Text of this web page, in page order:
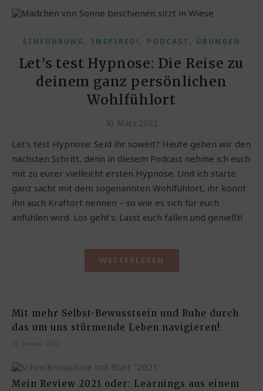
EINFÜHRUNG , INSPIRED! , PODCAST , ÜBUNGEN
Let’s test Hypnose: Die Reise zu
deinem ganz persönlichen
Wohlfühlort
10. März 2022
Let’s test Hypnose: Seid ihr soweit? Heute gehen wir den
nächsten Schritt, denn in diesem Podcast nehme ich euch
mit zu eurer vielleicht ersten Hypnose. Und ich starte
ganz sacht mit dem sogenannten Wohlfühlort, ihr könnt
ihn auch Kraftort nennen – so wie es sich für euch
anfühlen wird. Los geht’s: Lasst euch fallen und genießt!
WEITERLESEN
Mit mehr Selbst-Bewusstsein und Ruhe durch
das um uns stürmende Leben navigieren!
27. Januar 2022
Mein Review 2021 oder: Learnings aus einem